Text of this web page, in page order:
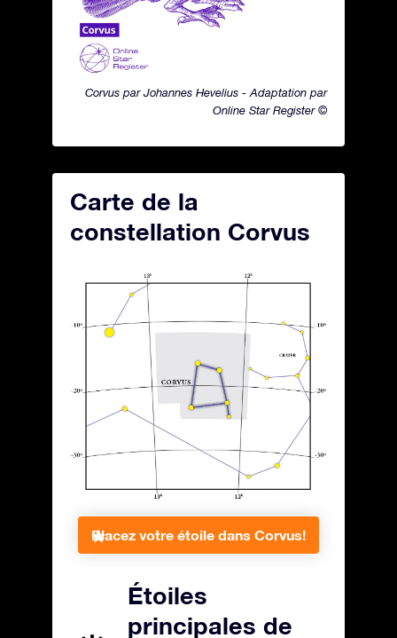
Corvus par Johannes Hevelius - Adaptation par
Online Star Register ©
Carte de la
constellation Corvus
Placez votre étoile dans Corvus!
Étoiles
principales de